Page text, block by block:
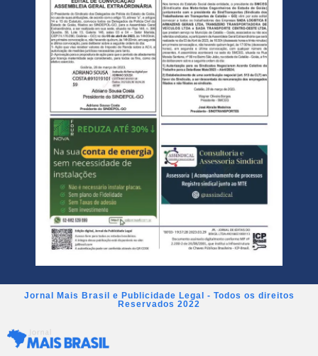
Jornal Mais Brasil e Publicidade Legal - Todos os direitos
Reservados 2022